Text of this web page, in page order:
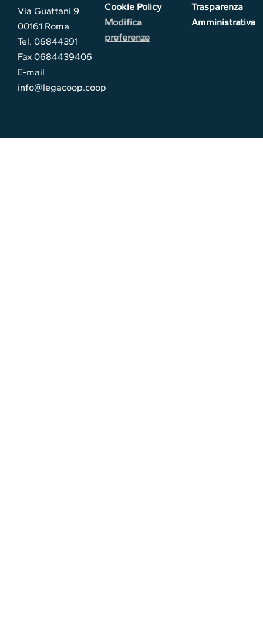
Via Guattani 9
00161 Roma
Tel. 06844391
Fax 0684439406
E-mail
info@legacoop.coop
Cookie Policy
Modifica
preferenze
Trasparenza
Amministrativa